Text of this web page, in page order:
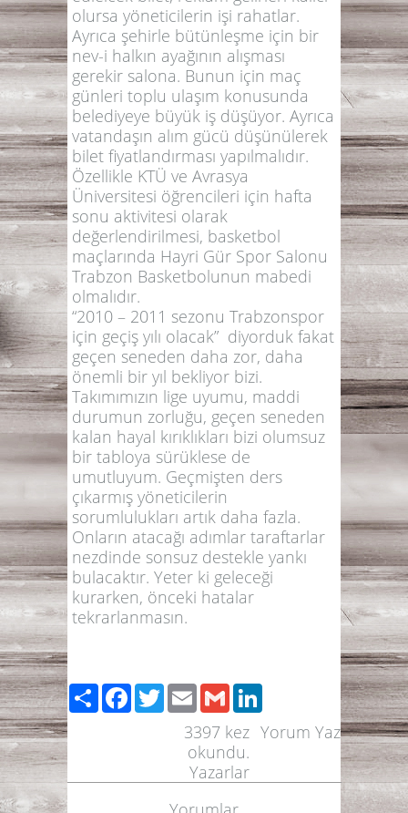
olursa yöneticilerin işi rahatlar.
Ayrıca şehirle bütünleşme için bir
nev-i halkın ayağının alışması
gerekir salona. Bunun için maç
günleri toplu ulaşım konusunda
belediyeye büyük iş düşüyor. Ayrıca
vatandaşın alım gücü düşünülerek
bilet fiyatlandırması yapılmalıdır.
Özellikle KTÜ ve Avrasya
Üniversitesi öğrencileri için hafta
sonu aktivitesi olarak
değerlendirilmesi, basketbol
maçlarında Hayri Gür Spor Salonu
Trabzon Basketbolunun mabedi
olmalıdır.
“2010 – 2011 sezonu Trabzonspor
için geçiş yılı olacak” diyorduk fakat
geçen seneden daha zor, daha
önemli bir yıl bekliyor bizi.
Takımımızın lige uyumu, maddi
durumun zorluğu, geçen seneden
kalan hayal kırıklıkları bizi olumsuz
bir tabloya sürüklese de
umutluyum. Geçmişten ders
çıkarmış yöneticilerin
sorumlulukları artık daha fazla.
Onların atacağı adımlar taraftarlar
nezdinde sonsuz destekle yankı
bulacaktır. Yeter ki geleceği
kurarken, önceki hatalar
tekrarlanmasın.
PaylaşFacebook
TwitterEmailGmail
Yorum Yaz
3397 kez
okundu.
Yazarlar